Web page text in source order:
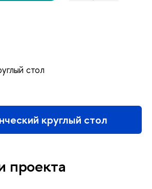
стол
круглый стол
проекта